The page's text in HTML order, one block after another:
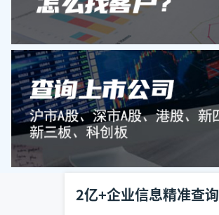
2亿+企业信息精准查询